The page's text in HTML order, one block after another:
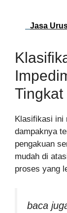
Jasa
Klasifikasi ini
dampaknya
pengakuan
mudah di
proses yang
baca